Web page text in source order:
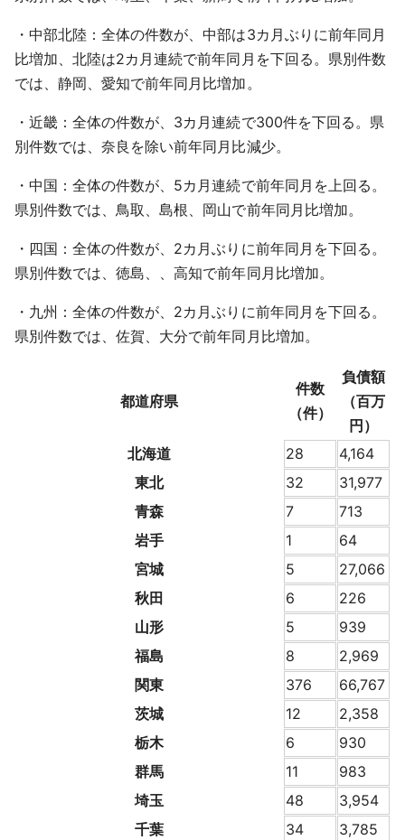
・中部北陸：全体の件数が、中部は3カ月ぶりに前年同月
比増加、北陸は2カ月連続で前年同月を下回る。県別件数
では、静岡、愛知で前年同月比増加。
・近畿：全体の件数が、3カ月連続で300件を下回る。県
別件数では、奈良を除い前年同月比減少。
・中国：全体の件数が、5カ月連続で前年同月を上回る。
県別件数では、鳥取、島根、岡山で前年同月比増加。
・四国：全体の件数が、2カ月ぶりに前年同月を下回る。
県別件数では、徳島、、高知で前年同月比増加。
・九州：全体の件数が、2カ月ぶりに前年同月を下回る。
県別件数では、佐賀、大分で前年同月比増加。
都道府県
件数
（件）
負債額
（百万
円）
北海道
28
4,164
東北
32
31,977
青森
7
713
岩手
1
64
宮城
5
27,066
秋田
6
226
山形
5
939
福島
8
2,969
関東
376
66,767
茨城
12
2,358
栃木
6
930
群馬
11
983
埼玉
48
3,954
千葉
34
3,785